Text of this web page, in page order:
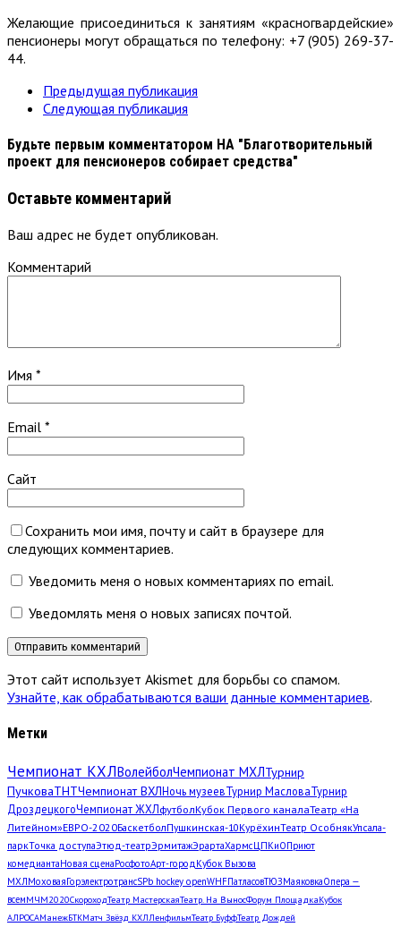
Желающие присоединиться к занятиям «красногвардейские»
пенсионеры могут обращаться по телефону: +7 (905) 269-37-
44.
Предыдущая публикация
Следующая публикация
Будьте первым комментатором НА "Благотворительный
проект для пенсионеров собирает средства"
Оставьте комментарий
Ваш адрес не будет опубликован.
Комментарий
Имя *
Email *
Сайт
Сохранить мои имя, почту и сайт в браузере для
следующих комментариев.
Уведомить меня о новых комментариях по email.
Уведомлять меня о новых записях почтой.
Этот сайт использует Akismet для борьбы со спамом.
Узнайте, как обрабатываются ваши данные комментариев.
Метки
Чемпионат КХЛВолейболЧемпионат МХЛТурнир
ПучковаТНТЧемпионат ВХЛНочь музеевТурнир МасловаТурнир
ДроздецкогоЧемпионат ЖХЛфутболКубок Первого каналаТеатр «На
Литейном»ЕВРО-2020БаскетболПушкинская-10КурёхинТеатр ОсобнякУпсала-
паркТочка доступаЭтюд-театрЭрмитажЭрартаХармсЦПКиОПриют
комедиантаНовая сценаРосфотоАрт-город Кубок Вызова
МХЛМоховаяГорэлектротрансSPb hockey openWHFПатласовТЮЗМаяковкаОпера —
всемМЧМ2020СкороходТеатр МастерскаяТеатр. На ВыносФорум ПлощадкаКубок
АЛРОСАМанежБТКМатч Звёзд КХЛЛенфильмТеатр БуффТеатр Дождей